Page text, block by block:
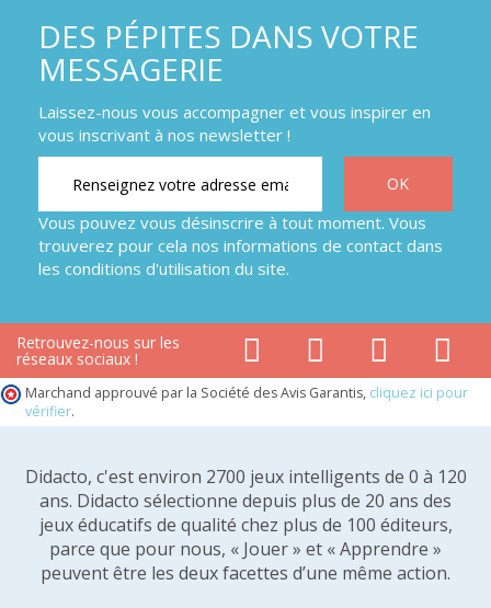
DES PÉPITES DANS VOTRE
MESSAGERIE
Laissez-nous vous accompagner et vous inspirer en
vous inscrivant à nos newsletter !
Vous pouvez vous désinscrire à tout moment. Vous
trouverez pour cela nos informations de contact dans
les conditions d'utilisation du site.
Retrouvez-nous sur les
réseaux sociaux !
Marchand approuvé par la Société des Avis Garantis, cliquez ici pour
vérifier.
Didacto, c'est environ 2700 jeux intelligents de 0 à 120
ans. Didacto sélectionne depuis plus de 20 ans des
jeux éducatifs de qualité chez plus de 100 éditeurs,
parce que pour nous, « Jouer » et « Apprendre »
peuvent être les deux facettes d’une même action.